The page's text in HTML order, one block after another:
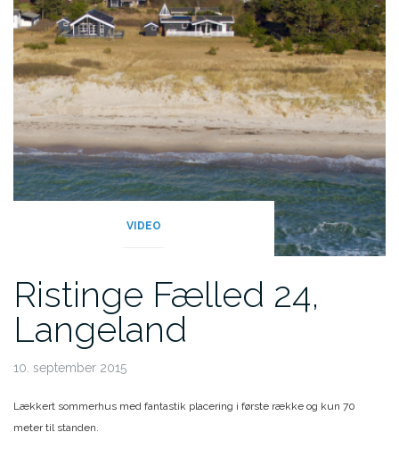
VIDEO
Ristinge Fælled 24,
Langeland
10. september 2015
Lækkert sommerhus med fantastik placering i første række og kun 70
meter til standen.